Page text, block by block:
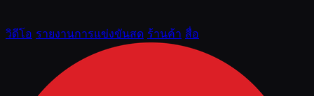
วิดีโอ รายงานการแข่งขันสด ร้านค้า สื่อ